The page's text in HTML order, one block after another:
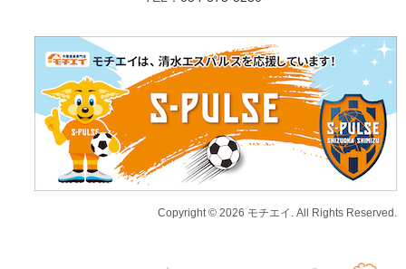
Copyright © 2026 モチエイ. All Rights Reserved.